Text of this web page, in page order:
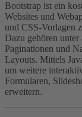
Bootstrap ist ein
Websites und
und CSS-Vorlagen
Dazu gehören
Paginationen und
Layouts. Mittels
um weitere
Formularen,
erweitern.